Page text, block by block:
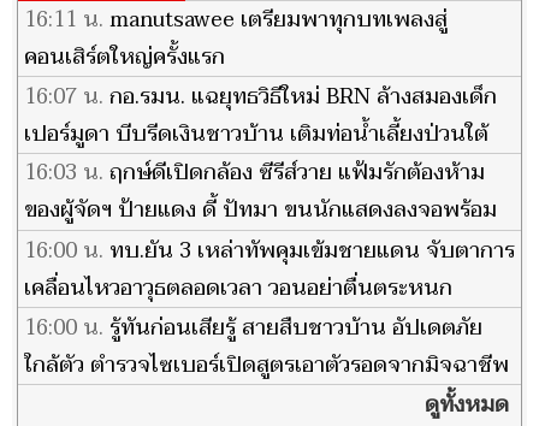
16:11 น.manutsawee เตรียมพาทุกบทเพลงสู่
คอนเสิร์ตใหญ่ครั้งแรก
16:07 น.กอ.รมน. แฉยุทธวิธีใหม่ BRN ล้างสมองเด็ก
เปอร์มูดา บีบรีดเงินชาวบ้าน เติมท่อน้ำเลี้ยงป่วนใต้
16:03 น.ฤกษ์ดีเปิดกล้อง ซีรีส์วาย แฟ้มรักต้องห้าม
ของผู้จัดฯ ป้ายแดง ดี้ ปัทมา ขนนักแสดงลงจอพร้อม
หน้า
16:00 น. ทบ.ยัน 3 เหล่าทัพคุมเข้มชายแดน จับตาการ
เคลื่อนไหวอาวุธตลอดเวลา วอนอย่าตื่นตระหนก
16:00 น. รู้ทันก่อนเสียรู้ สายสืบชาวบ้าน อัปเดตภัย
ใกล้ตัว ตำรวจไซเบอร์เปิดสูตรเอาตัวรอดจากมิจฉาชีพ
ดูทั้งหมด